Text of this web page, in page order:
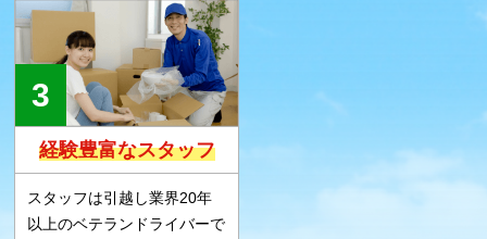
経験豊富なスタッフ
スタッフは引越し業界20年
以上のベテランドライバーで